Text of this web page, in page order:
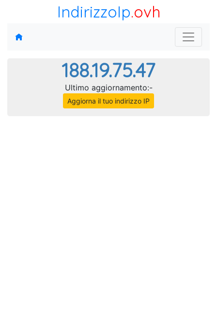
IndirizzoIp.ovh
188.19.75.47
Ultimo aggiornamento:-
Aggiorna il tuo indirizzo IP